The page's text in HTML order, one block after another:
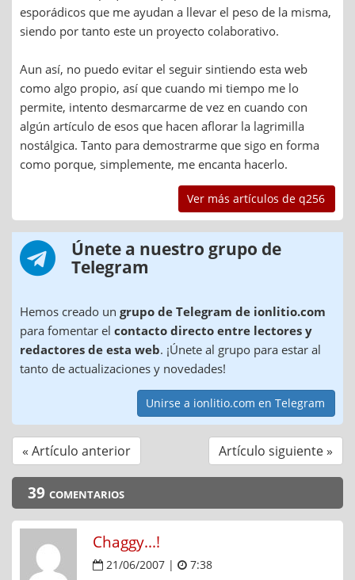
esporádicos que me ayudan a llevar el peso de la misma,
siendo por tanto este un proyecto colaborativo.
Aun así, no puedo evitar el seguir sintiendo esta web
como algo propio, así que cuando mi tiempo me lo
permite, intento desmarcarme de vez en cuando con
algún artículo de esos que hacen aflorar la lagrimilla
nostálgica. Tanto para demostrarme que sigo en forma
como porque, simplemente, me encanta hacerlo.
Ver más artículos de q256
Únete a nuestro grupo de
Telegram
Hemos creado un grupo de Telegram de ionlitio.com
para fomentar el contacto directo entre lectores y
redactores de esta web. ¡Únete al grupo para estar al
tanto de actualizaciones y novedades!
Unirse a ionlitio.com en Telegram
« Artículo anterior Artículo siguiente »
39 comentarios
Chaggy...!
21/06/2007 | 7:38